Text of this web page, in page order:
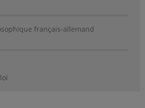
français-allemand